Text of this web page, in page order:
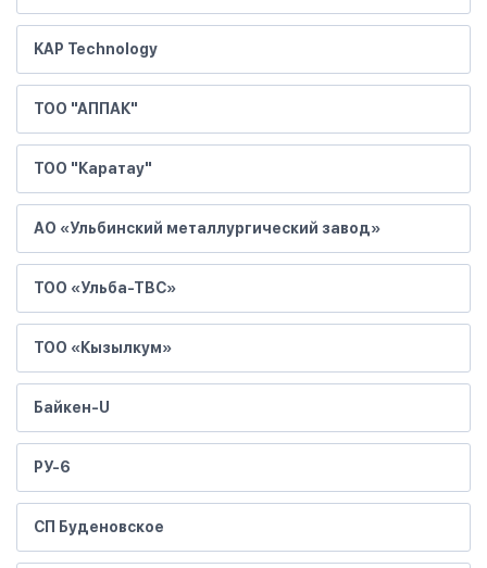
KAP Technology
ТОО "АППАК"
ТОО "Каратау"
АО «Ульбинский металлургический завод»
ТОО «Ульба-ТВС»
ТОО «Кызылкум»
Байкен-U
РУ-6
СП Буденовское